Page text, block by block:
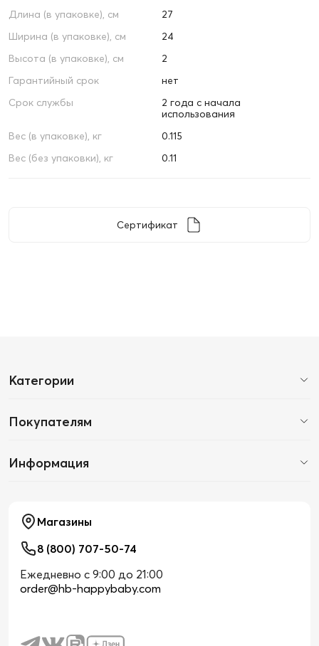
Длина (в упаковке), см
27
Ширина (в упаковке), см
24
Высота (в упаковке), см
2
Гарантийный срок
нет
Срок службы
2 года с начала
использования
Вес (в упаковке), кг
0.115
Вес (без упаковки), кг
0.11
Сертификат
Категории
Покупателям
Информация
Магазины
8 (800) 707-50-74
Ежедневно с 9:00 до 21:00
order@hb-happybaby.com